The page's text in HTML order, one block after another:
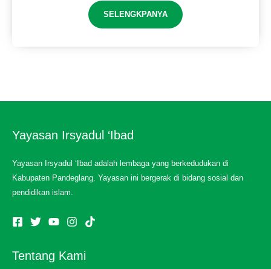
SELENGKPANYA
Yayasan Irsyadul ‘Ibad
Yayasan Irsyadul ‘Ibad adalah lembaga yang berkedudukan di
Kabupaten Pandeglang. Yayasan ini bergerak di bidang sosial dan
pendidikan islam.
Tentang Kami